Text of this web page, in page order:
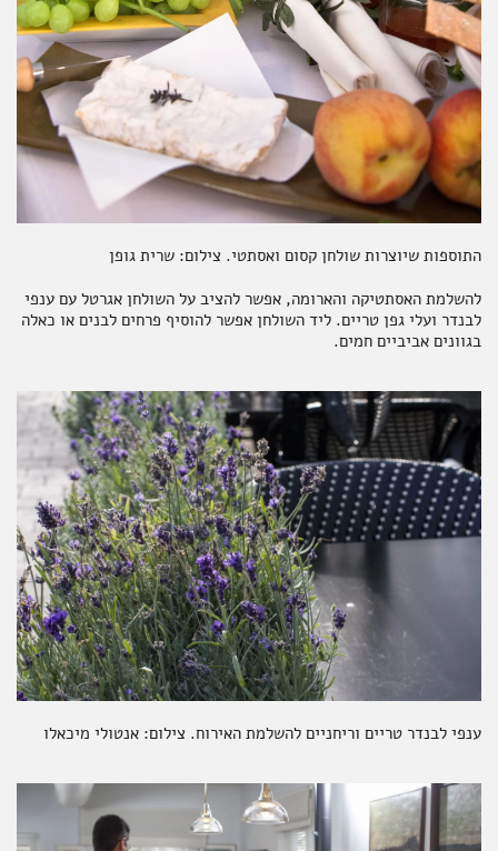
התוספות שיוצרות שולחן קסום ואסתטי. צילום: שרית גופן
להשלמת האסתטיקה והארומה, אפשר להציב על השולחן אגרטל עם ענפי
לבנדר ועלי גפן טריים. ליד השולחן אפשר להוסיף פרחים לבנים או כאלה
בגוונים אביביים חמים.
ענפי לבנדר טריים וריחניים להשלמת האירוח. צילום: אנטולי מיכאלו